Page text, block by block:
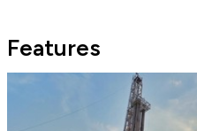
Features